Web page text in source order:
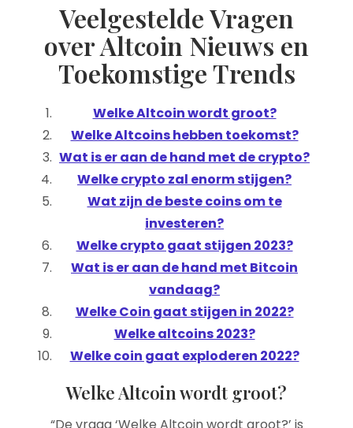
Veelgestelde Vragen
over Altcoin Nieuws en
Toekomstige Trends
Welke Altcoin wordt groot?
Welke Altcoins hebben toekomst?
Wat is er aan de hand met de crypto?
Welke crypto zal enorm stijgen?
Wat zijn de beste coins om te
investeren?
Welke crypto gaat stijgen 2023?
Wat is er aan de hand met Bitcoin
vandaag?
Welke Coin gaat stijgen in 2022?
Welke altcoins 2023?
Welke coin gaat exploderen 2022?
Welke Altcoin wordt groot?